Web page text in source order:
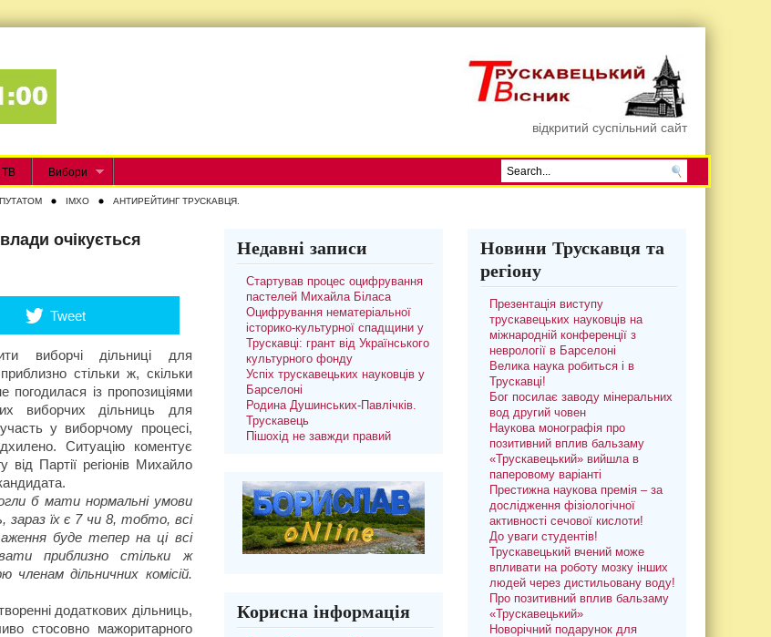
відкритий суспільний сайт
ТВ Вибори
IMXO АНТИРЕЙТИНГ ТРУСКАВЦЯ.
очікується
Tweet
виборчі дільниці для
стільки ж, скільки
із пропозиціями
виборчих дільниць для
у виборчому процесі,
Ситуацію коментує
Партії регіонів Михайло
б мати нормальні умови
зараз їх є 7 чи 8, тобто, всі
буде тепер на ці всі
приблизно стільки ж
членам дільничних комісій.
додаткових дільниць,
стосовно мажоритарного
Недавні записи
Стартував процес оцифрування
пастелей Михайла Біласа
Оцифрування нематеріальної
історико-культурної спадщини у
Трускавці: грант від Українського
культурного фонду
Успіх трускавецьких науковців у
Барселоні
Родина Душинських-Павлічків.
Трускавець
Пішохід не завжди правий
Корисна інформація
Новини Трускавця та
регіону
Презентація виступу
трускавецьких науковців на
міжнародній конференції з
неврології в Барселоні
Велика наука робиться і в
Трускавці!
Бог посилає заводу мінеральних
вод другий човен
Наукова монографія про
позитивний вплив бальзаму
«Трускавецький» вийшла в
паперовому варіанті
Престижна наукова премія – за
дослідження фізіологічної
активності сечової кислоти!
До уваги студентів!
Трускавецький вчений може
впливати на роботу мозку інших
людей через дистильовану воду!
Про позитивний вплив бальзаму
«Трускавецький»
Новорічний подарунок для